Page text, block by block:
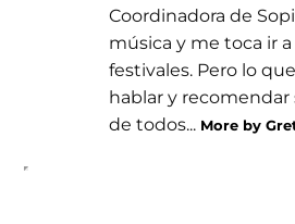
Coordinadora de
música y me toca ir
festivales. Pero lo
hablar y recomendar
de todos... More by